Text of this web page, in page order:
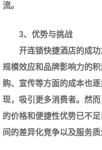
流。
3、优势与挑战
开连锁快捷酒店的成
规模效应和品牌影响力的
购、宣传等方面的成本也
现，吸引更多消费者。然
的价格和便捷性优势已不
间的差异化竞争以及服务